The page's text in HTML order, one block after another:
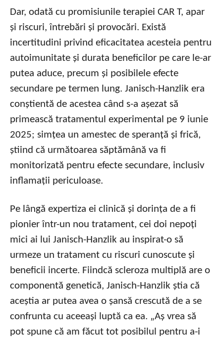
Dar, odată cu promisiunile terapiei CAR T, apar
și riscuri, întrebări și provocări. Există
incertitudini privind eficacitatea acesteia pentru
autoimunitate și durata beneficilor pe care le-ar
putea aduce, precum și posibilele efecte
secundare pe termen lung. Janisch-Hanzlik era
conștientă de acestea când s-a așezat să
primească tratamentul experimental pe 9 iunie
2025; simțea un amestec de speranță și frică,
știind că următoarea săptămână va fi
monitorizată pentru efecte secundare, inclusiv
inflamații periculoase.
Pe lângă expertiza ei clinică și dorința de a fi
pionier într-un nou tratament, cei doi nepoți
mici ai lui Janisch-Hanzlik au inspirat-o să
urmeze un tratament cu riscuri cunoscute și
beneficii incerte. Fiindcă scleroza multiplă are o
componentă genetică, Janisch-Hanzlik știa că
aceștia ar putea avea o șansă crescută de a se
confrunta cu aceeași luptă ca ea. „Aș vrea să
pot spune că am făcut tot posibilul pentru a-i